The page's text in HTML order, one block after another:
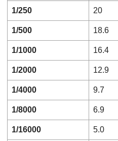
1/250 20
1/500 18.6
1/1000 16.4
1/2000 12.9
1/4000 9.7
1/8000 6.9
1/16000 5.0